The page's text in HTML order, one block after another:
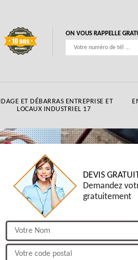
ON VOUS RAPPELLE
ET DÉBARRAS ENTREPRISE ET
LOCAUX INDUSTRIEL 17
DEVIS
Demandez
gratuitement